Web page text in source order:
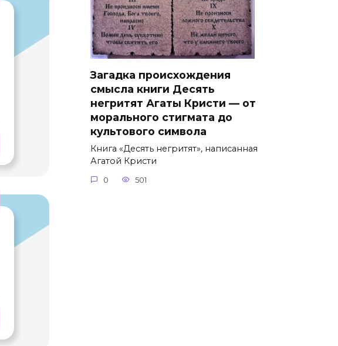
Загадка происхождения
смысла книги Десять
негритят Агаты Кристи — от
морального стигмата до
культового символа
Книга «Десять негритят», написанная
Агатой Кристи
0 501